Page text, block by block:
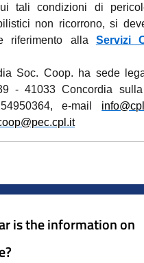
tali condizioni di
non ricorrono, si
riferimento alla Servizi
Soc. Coop. ha sede
- 41033 Concordia
e-mail
is the information on